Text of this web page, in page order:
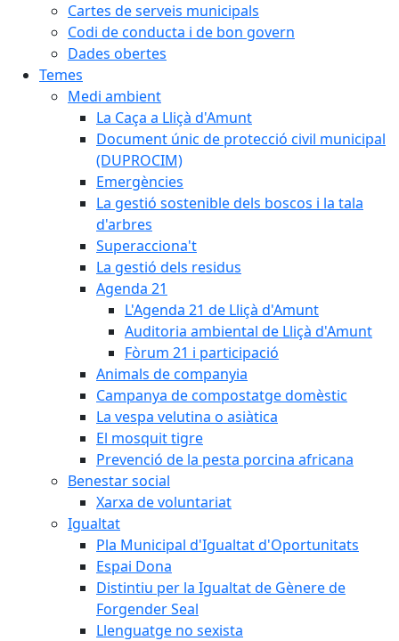
Cartes de serveis municipals
Codi de conducta i de bon govern
Dades obertes
Temes
Medi ambient
La Caça a Lliçà d'Amunt
Document únic de protecció civil municipal
(DUPROCIM)
Emergències
La gestió sostenible dels boscos i la tala
d'arbres
Superacciona't
La gestió dels residus
Agenda 21
L'Agenda 21 de Lliçà d'Amunt
Auditoria ambiental de Lliçà d'Amunt
Fòrum 21 i participació
Animals de companyia
Campanya de compostatge domèstic
La vespa velutina o asiàtica
El mosquit tigre
Prevenció de la pesta porcina africana
Benestar social
Xarxa de voluntariat
Igualtat
Pla Municipal d'Igualtat d'Oportunitats
Espai Dona
Distintiu per la Igualtat de Gènere de
Forgender Seal
Llenguatge no sexista